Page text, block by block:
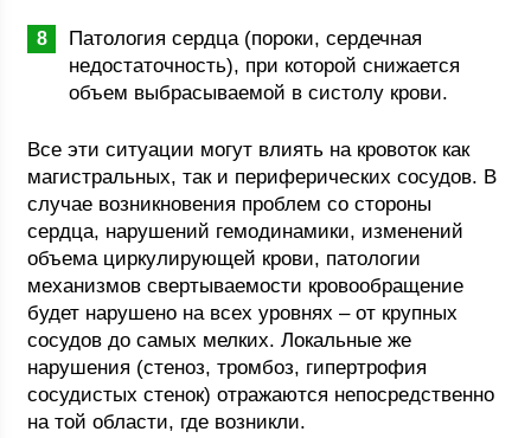
Патология сердца (пороки, сердечная
недостаточность), при которой снижается
объем выбрасываемой в систолу крови.
Все эти ситуации могут влиять на кровоток как
магистральных, так и периферических сосудов. В
случае возникновения проблем со стороны
сердца, нарушений гемодинамики, изменений
объема циркулирующей крови, патологии
механизмов свертываемости кровообращение
будет нарушено на всех уровнях – от крупных
сосудов до самых мелких. Локальные же
нарушения (стеноз, тромбоз, гипертрофия
сосудистых стенок) отражаются непосредственно
на той области, где возникли.